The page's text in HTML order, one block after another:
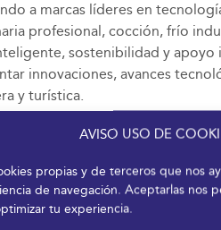
AVISO USO DE
propias y de terceros que nos
de navegación. Aceptarlas nos
tu experiencia.
a marcas líderes en
profesional, cocción, frío
sostenibilidad y
innovaciones, avances
y turística.
selección exclusiva de
las que se incluyen Sabor a
Alimentos de Segovia,
el visitante profesional,
logísticas que conectan la